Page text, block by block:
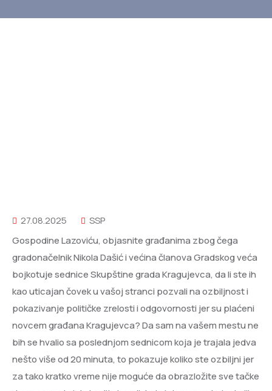
27.08.2025
SSP
Gospodine Lazoviću, objasnite građanima zbog čega
gradonačelnik Nikola Dašić i većina članova Gradskog veća
bojkotuje sednice Skupštine grada Kragujevca, da li ste ih
kao uticajan čovek u vašoj stranci pozvali na ozbiljnost i
pokazivanje političke zrelosti i odgovornosti jer su plaćeni
novcem građana Kragujevca? Da sam na vašem mestu ne
bih se hvalio sa poslednjom sednicom koja je trajala jedva
nešto više od 20 minuta, to pokazuje koliko ste ozbiljni jer
za tako kratko vreme nije moguće da obrazložite sve tačke